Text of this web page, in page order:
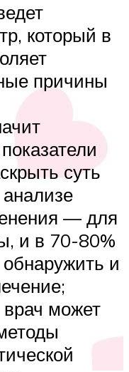
который в
причины
суть
— для
и в 70-80%
и
может